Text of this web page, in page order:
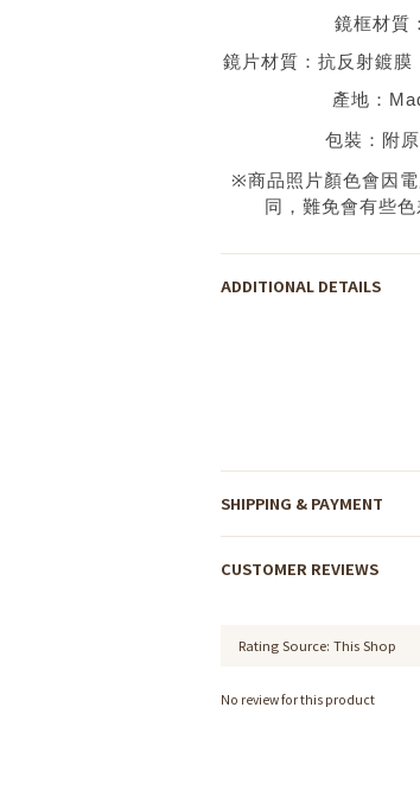
鏡框材質：
鏡片材質： 抗反射鍍膜
產地：
包裝：附
※商品照片顏色會因
同，難免會有些色
ADDITIONAL DETAILS
SHIPPING & PAYMENT
CUSTOMER REVIEWS
No review for this product